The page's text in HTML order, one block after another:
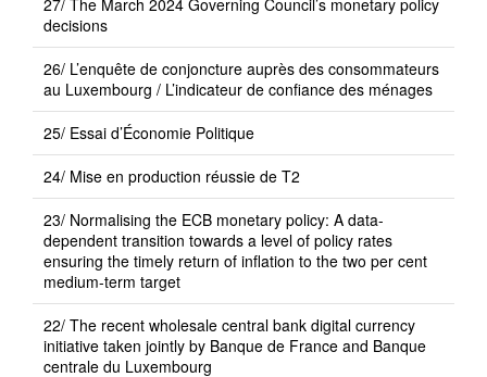
27/ The March 2024 Governing Council’s monetary policy
decisions
26/ L’enquête de conjoncture auprès des consommateurs
au Luxembourg / L’indicateur de confiance des ménages
25/ Essai d’Économie Politique
24/ Mise en production réussie de T2
23/ Normalising the ECB monetary policy: A data-
dependent transition towards a level of policy rates
ensuring the timely return of inflation to the two per cent
medium-term target
22/ The recent wholesale central bank digital currency
initiative taken jointly by Banque de France and Banque
centrale du Luxembourg